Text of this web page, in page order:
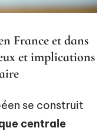
France et dans
et implications
se construit
centrale